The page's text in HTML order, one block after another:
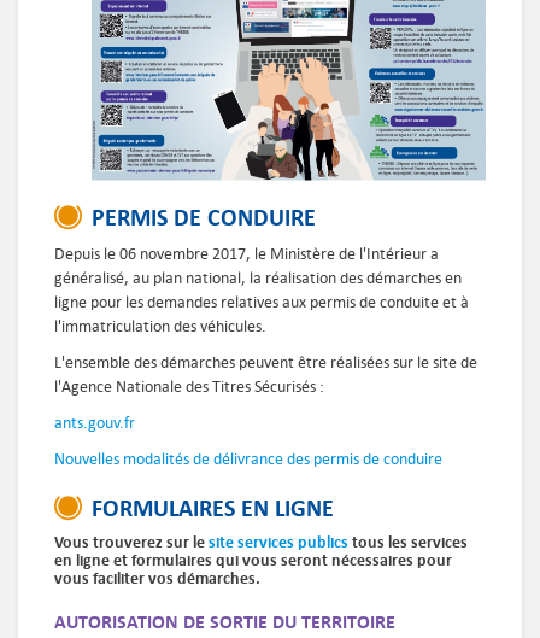
PERMIS DE CONDUIRE
Depuis le 06 novembre 2017, le Ministère de l'Intérieur a
généralisé, au plan national, la réalisation des démarches en
ligne pour les demandes relatives aux permis de conduite et à
l'immatriculation des véhicules.
L'ensemble des démarches peuvent être réalisées sur le site de
l'Agence Nationale des Titres Sécurisés :
ants.gouv.fr
Nouvelles modalités de délivrance des permis de conduire
FORMULAIRES EN LIGNE
Vous trouverez sur lesite services publics tous les services
en ligne et formulaires qui vous seront nécessaires pour
vous faciliter vos démarches.
AUTORISATION DE SORTIE DU TERRITOIRE